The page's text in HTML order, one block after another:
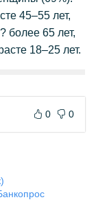
45–55 лет,
более 65 лет,
18–25 лет.
0 0
опрос